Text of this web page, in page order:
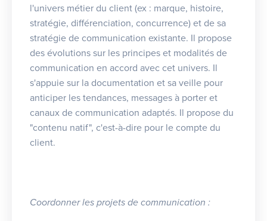
l'univers métier du client (ex : marque, histoire,
stratégie, différenciation, concurrence) et de sa
stratégie de communication existante. Il propose
des évolutions sur les principes et modalités de
communication en accord avec cet univers. Il
s'appuie sur la documentation et sa veille pour
anticiper les tendances, messages à porter et
canaux de communication adaptés. Il propose du
"contenu natif", c'est-à-dire pour le compte du
client.
Coordonner les projets de communication :